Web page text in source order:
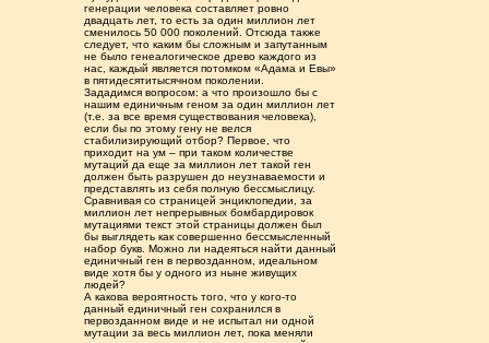
генерации человека составляет ровно
двадцать лет, то есть за один миллион лет
сменилось 50 000 поколений. Отсюда также
следует, что каким бы сложным и запутанным
не было генеалогическое древо каждого из
нас, каждый является потомком «Адама и Евы»
в пятидесятитысячном поколении.
Зададимся вопросом: а что произошло бы с
нашим единичным геном за один миллион лет
(т.е. за все время существования человека),
если бы по этому гену не велся
стабилизирующий отбор? Первое, что
приходит на ум – при таком количестве
мутаций да еще за миллион лет такой ген
должен быть разрушен до неузнаваемости и
представлять из себя полную бессмыслицу.
Сравнивая со страницей энциклопедии, за
миллион лет непрерывных бомбардировок
мутациями текст этой страницы должен был
бы выглядеть как совершенно бессмысленный
набор букв. Можно ли надеяться найти данный
единичный ген в первозданном, идеальном
виде хотя бы у одного из ныне живущих
людей?
А какова вероятность того, что у кого-то
данный единичный ген сохранился в
первозданном виде и не испытал ни одной
мутации за весь миллион лет, пока меняли